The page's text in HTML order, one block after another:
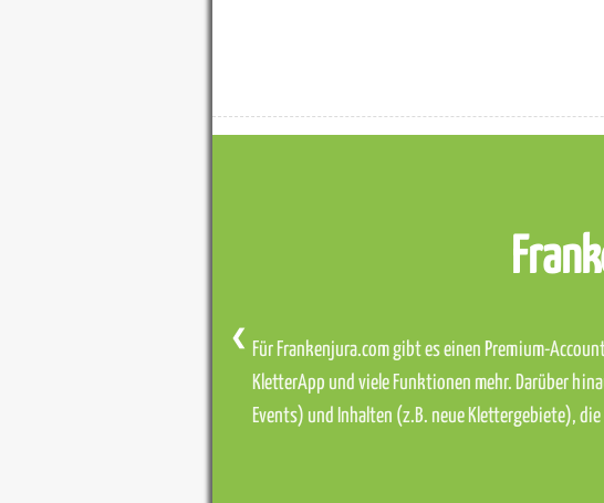
Für Frankenjura.com gibt es einen Premium-
KletterApp und viele Funktionen mehr. Darüber
Events) und Inhalten (z.B. neue Klettergebiete),
❮